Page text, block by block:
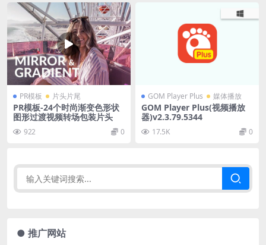
PR模板 片头片尾
PR模板-24个时尚渐变色形状
图形过渡视频转场包装片头
922 0
GOM Player Plus 媒体播放
GOM Player Plus(视频播放
器)v2.3.79.5344
17.5K 0
● 推广网站